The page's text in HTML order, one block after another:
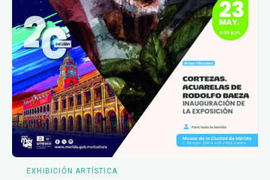
EXHIBICIÓN ARTÍSTICA